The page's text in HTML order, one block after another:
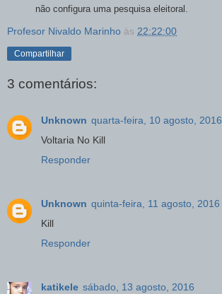
não configura uma pesquisa eleitoral.
Profesor Nivaldo Marinho às 22:22:00
Compartilhar
3 comentários:
Unknown quarta-feira, 10 agosto, 2016
Voltaria No Kill
Responder
Unknown quinta-feira, 11 agosto, 2016
Kill
Responder
katikele sábado, 13 agosto, 2016